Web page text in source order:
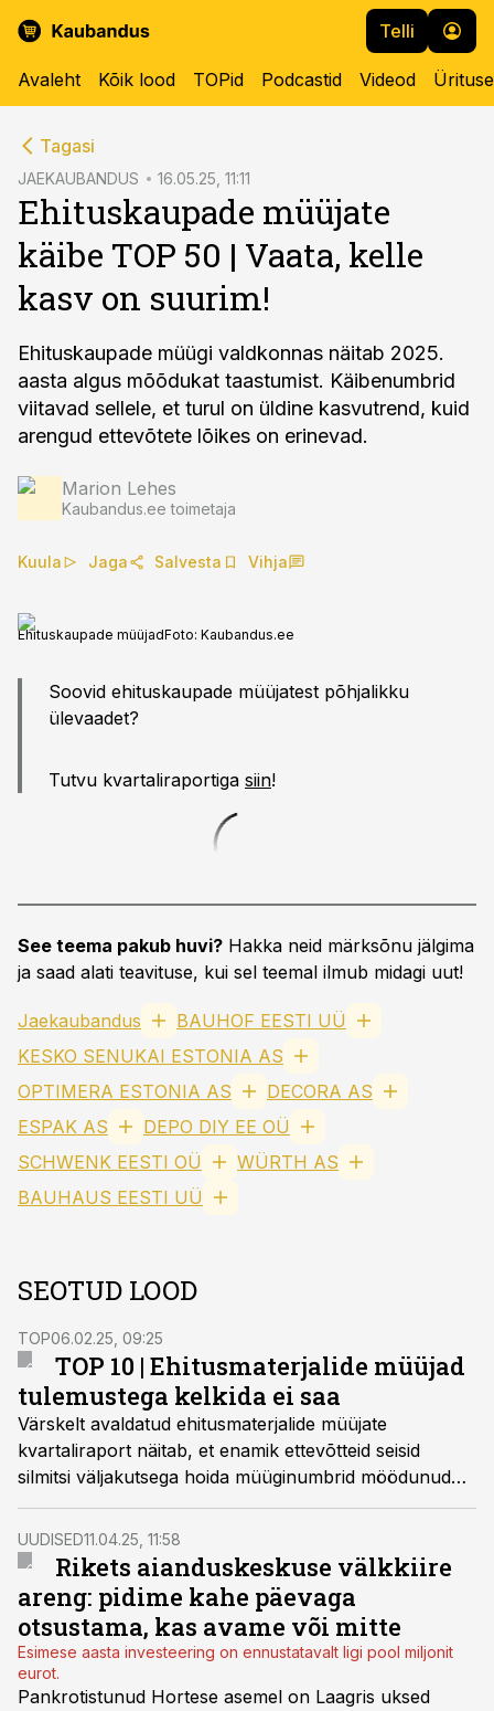
Telli
Avaleht Kõik lood TOPid Podcastid Videod
Tagasi
JAEKAUBANDUS 16.05.25, 11:11
Ehituskaupade müüjate
käibe TOP 50 | Vaata, kelle
kasv on suurim!
Ehituskaupade müügi valdkonnas näitab 2025.
aasta algus mõõdukat taastumist. Käibenumbrid
viitavad sellele, et turul on üldine kasvutrend, kuid
arengud ettevõtete lõikes on erinevad.
Marion Lehes
Kaubandus.ee toimetaja
Kuula Jaga Salvesta Vihja
Ehituskaupade müüjadFoto: Kaubandus.ee
Soovid ehituskaupade müüjatest põhjalikku
ülevaadet?
Tutvu kvartaliraportiga siin!
See teema pakub huvi? Hakka neid märksõnu jälgima
ja saad alati teavituse, kui sel teemal ilmub midagi uut!
Jaekaubandus
BAUHOF EESTI UÜ
KESKO SENUKAI ESTONIA AS
OPTIMERA ESTONIA AS
DECORA AS
ESPAK AS
DEPO DIY EE OÜ
SCHWENK EESTI OÜ
WÜRTH AS
BAUHAUS EESTI UÜ
SEOTUD LOOD
TOP06.02.25, 09:25
TOP 10 | Ehitusmaterjalide müüjad
tulemustega kelkida ei saa
Värskelt avaldatud ehitusmaterjalide müüjate
kvartaliraport näitab, et enamik ettevõtteid seisid
silmitsi väljakutsega hoida müüginumbrid möödunud
aastagagi samal tasemel. Kasvu said näha vähesed.
UUDISED11.04.25, 11:58
Rikets aianduskeskuse välkkiire
areng: pidime kahe päevaga
otsustama, kas avame või mitte
Esimese aasta investeering on ennustatavalt ligi pool miljonit
eurot.
Pankrotistunud Hortese asemel on Laagris uksed